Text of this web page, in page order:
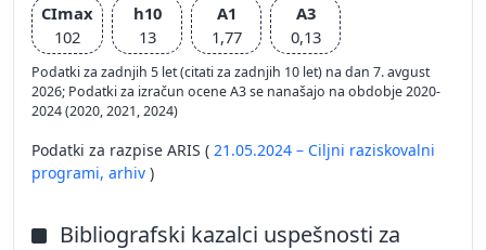
CImax
102
h10
13
A1
1,77
A3
0,13
Podatki za zadnjih 5 let (citati za zadnjih 10 let) na dan 7. avgust
2026; Podatki za izračun ocene A3 se nanašajo na obdobje 2020-
2024 (2020, 2021, 2024)
Podatki za razpise ARIS ( 21.05.2024 – Ciljni raziskovalni
programi, arhiv )
Bibliografski kazalci uspešnosti za